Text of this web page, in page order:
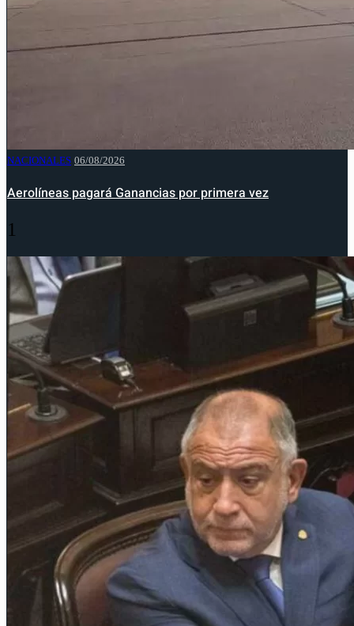
NACIONALES 06/08/2026
Aerolíneas pagará Ganancias por primera vez
1